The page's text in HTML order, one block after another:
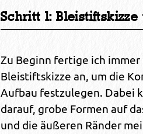
Schritt 1:
Zu Beginn fertige ich
Bleistiftskizze an, um die
Aufbau festzulegen. Dabei
darauf, grobe Formen auf
und die äußeren Ränder